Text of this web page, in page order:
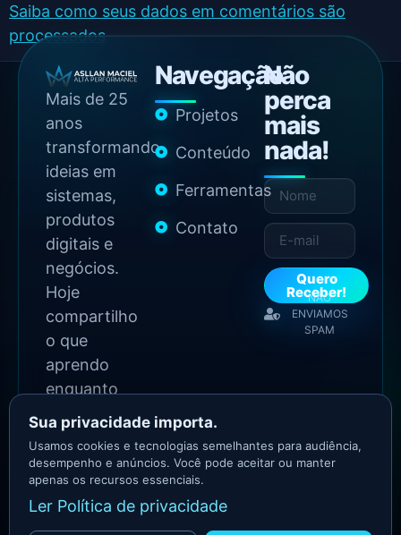
Saiba como seus dados em comentários são
processados.
Mais de 25
anos
transformando
ideias em
sistemas,
produtos
digitais e
negócios.
Hoje
compartilho
o que
aprendo
enquanto
continuo
construindo.
Navegação
Projetos
Conteúdo
Ferramentas
Contato
Não
perca
mais
nada!
Quero
Receber!
NÃO
ENVIAMOS
SPAM
os direitos reservados
Sua privacidade importa.
Usamos cookies e tecnologias semelhantes para audiência,
desempenho e anúncios. Você pode aceitar ou manter
apenas os recursos essenciais.
Ler Política de privacidade